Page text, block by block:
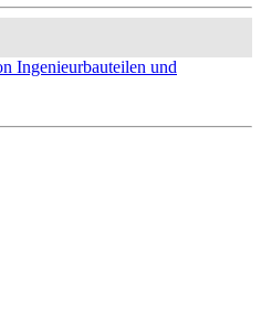
Ingenieurbauteilen und